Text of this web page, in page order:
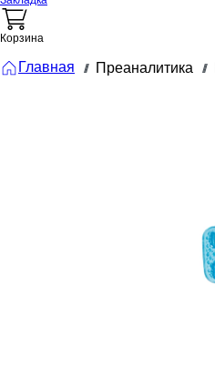
Корзина
Главная /// Преаналитика ///